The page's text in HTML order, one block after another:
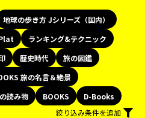
地球の歩き方 Jシリーズ（国内）
ランキング&テクニック
歴史時代
旅の図鑑
旅の名言＆絶景
読み物 BOOKS
D-Books
絞り込み条件を追加